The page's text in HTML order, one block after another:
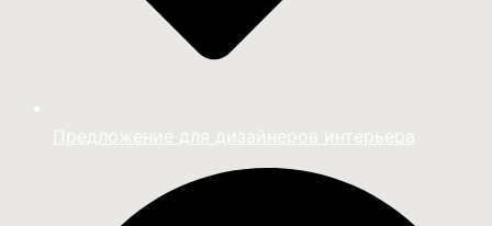
Предложение для дизайнеров интерьера